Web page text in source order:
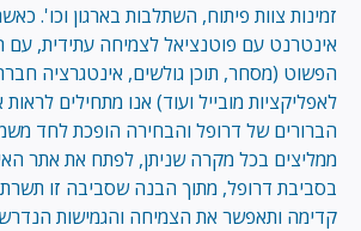
זמינות צוות פיתוח, השתלבות בארגון וכו'.
אינטרנט עם פוטנציאל לצמיחה עתידית, עם
הפשוט (מסחר, תוכן גולשים, אינטגרציה
לאפליקציות מובייל ועוד) אנו מתחילים לראות
הברורים של דרופל והבחירה הופכת לחד
ממליצים בכל מקרה שניתן, לפתח את אתר
בסביבת דרופל, מתוך הבנה שסביבה זו תשרת
קדימה ותאפשר את הצמיחה והגמישות